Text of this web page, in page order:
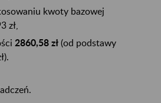
kwoty bazowej
zł,
2860,58 zł (od podstawy